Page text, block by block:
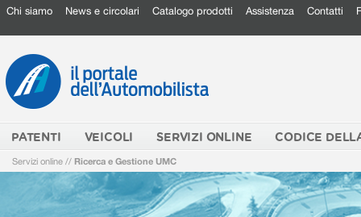
Chi siamo News e circolari Catalogo prodotti Assistenza Contatti
PATENTI VEICOLI SERVIZI ONLINE CODICE
Servizi online // Ricerca e Gestione UMC